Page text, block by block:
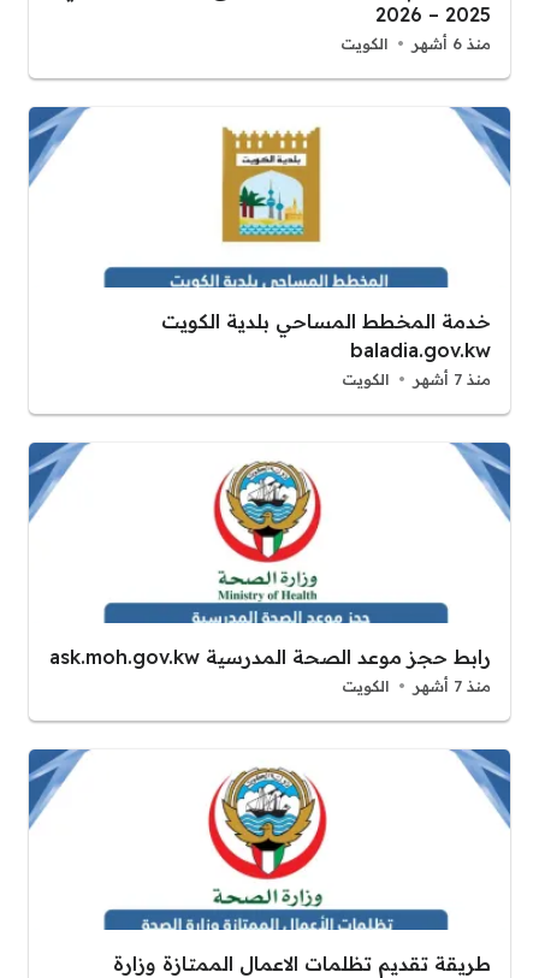
2025 – 2026
منذ 6 أشهر الكويت
خدمة المخطط المساحي بلدية الكويت
baladia.gov.kw
منذ 7 أشهر الكويت
رابط حجز موعد الصحة المدرسية ask.moh.gov.kw
منذ 7 أشهر الكويت
طريقة تقديم تظلمات الاعمال الممتازة وزارة